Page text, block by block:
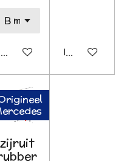
hoogte
winkelwagen
In
zijruit